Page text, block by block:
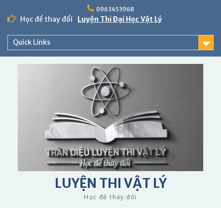
content
0963453968
Học để thay đổi Luyện Thi Đại Học Vật Lý
Quick Links
LUYỆN THI VẬT LÝ
Học để thay đổi